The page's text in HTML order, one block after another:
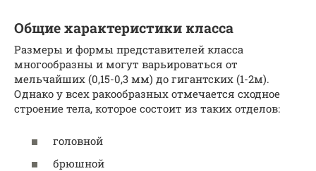
Общие характеристики класса
Размеры и формы представителей класса
многообразны и могут варьироваться от
мельчайших (0,15-0,3 мм) до гигантских (1-2м).
Однако у всех ракообразных отмечается сходное
строение тела, которое состоит из таких отделов:
головной
брюшной